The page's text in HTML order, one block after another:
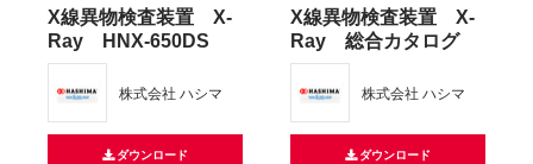
X線異物検査装置 X-
Ray HNX-650DS
株式会社 ハシマ
ダウンロード
X線異物検査装置 X-
Ray 総合カタログ
株式会社 ハシマ
ダウンロード